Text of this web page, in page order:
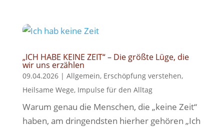
„ICH HABE KEINE ZEIT“ – Die größte Lüge, die
wir uns erzählen
09.04.2026| Allgemein, Erschöpfung verstehen,
Heilsame Wege, Impulse für den Alltag
Warum genau die Menschen, die „keine Zeit“
haben, am dringendsten hierher gehören „Ich